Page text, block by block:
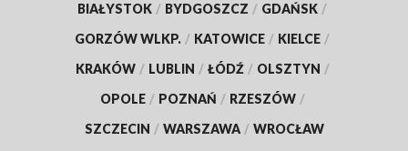
BIAŁYSTOK / BYDGOSZCZ / GDAŃSK /
GORZÓW WLKP. / KATOWICE / KIELCE /
KRAKÓW / LUBLIN / ŁÓDŹ / OLSZTYN /
OPOLE / POZNAŃ / RZESZÓW /
SZCZECIN / WARSZAWA / WROCŁAW